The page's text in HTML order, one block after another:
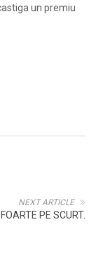
un premiu
NEXT ARTICLE
PE SCURT.